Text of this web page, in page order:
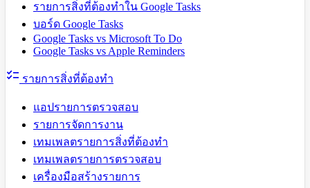
รายการสิ่งที่ต้องทำใน Google Tasks
บอร์ด Google Tasks
Google Tasks vs Microsoft To Do
Google Tasks vs Apple Reminders
checklist รายการสิ่งที่ต้องทำ
แอปรายการตรวจสอบ
รายการจัดการงาน
เทมเพลตรายการสิ่งที่ต้องทำ
เทมเพลตรายการตรวจสอบ
เครื่องมือสร้างรายการ